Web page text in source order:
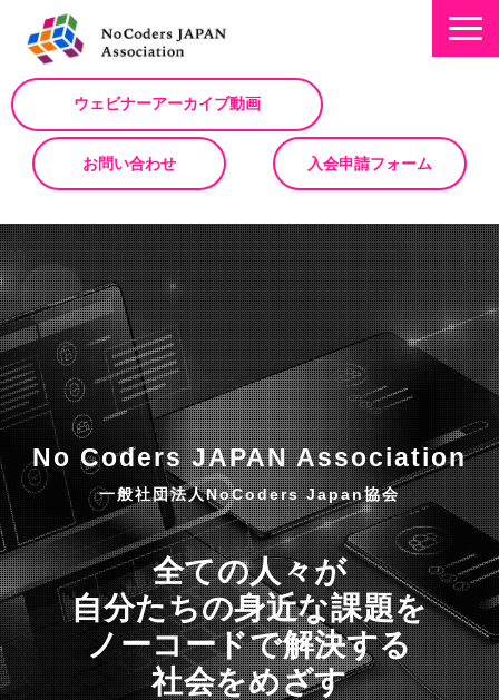
ウェビナーアーカイブ動画
お問い合わせ 入会申請フォーム
ミッション
お知らせ/NEWS
NoCodeサミット
イベント一覧
入会について
No Code サービスを動画で紹介
ノーコードコラム
No Coders JAPAN Association
一般社団法人NoCoders Japan協会
全ての人々が
自分たちの身近な課題を
ノーコードで解決する
社会をめざす